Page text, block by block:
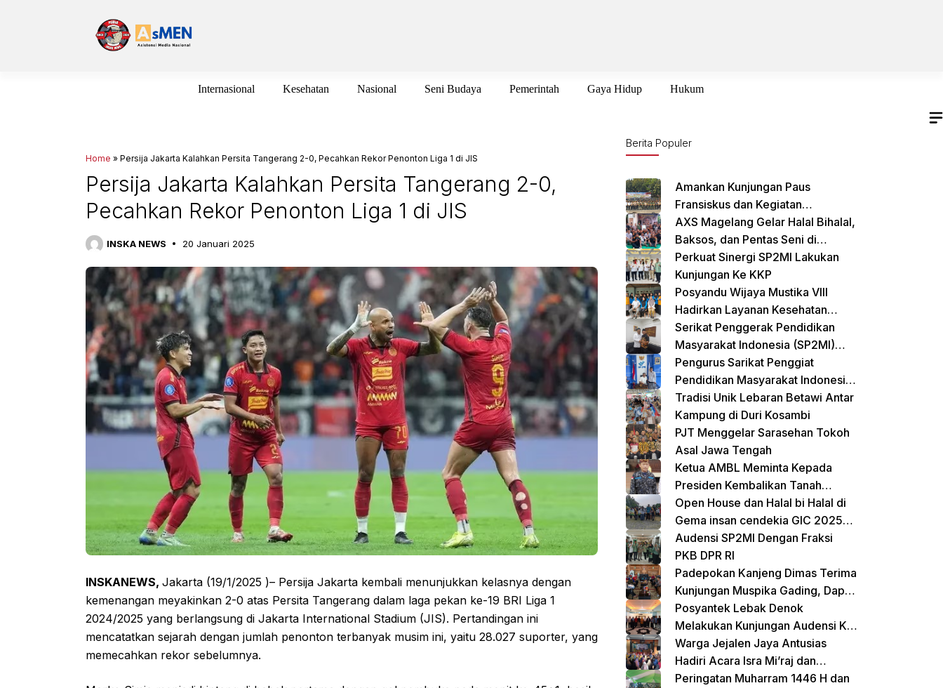
Internasional Kesehatan Nasional Seni Budaya Pemerintah Gaya Hidup Hukum
Home » Persija Jakarta Kalahkan Persita Tangerang 2-0, Pecahkan Rekor Penonton Liga 1 di JIS
Persija Jakarta Kalahkan Persita Tangerang 2-0,
Pecahkan Rekor Penonton Liga 1 di JIS
INSKA NEWS 20 Januari 2025
INSKANEWS, Jakarta (19/1/2025 )– Persija Jakarta kembali menunjukkan kelasnya dengan
kemenangan meyakinkan 2-0 atas Persita Tangerang dalam laga pekan ke-19 BRI Liga 1
2024/2025 yang berlangsung di Jakarta International Stadium (JIS). Pertandingan ini
mencatatkan sejarah dengan jumlah penonton terbanyak musim ini, yaitu 28.027 suporter, yang
memecahkan rekor sebelumnya.
Berita Populer
Amankan Kunjungan Paus
Fransiskus dan Kegiatan
International Sustainability Forum
(ISF) 2024 TNI-Polri Gelar Apel
Pasukan Gabungan
AXS Magelang Gelar Halal Bihalal,
Baksos, dan Pentas Seni di
Cikarang Selatan
Perkuat Sinergi SP2MI Lakukan
Kunjungan Ke KKP
Posyandu Wijaya Mustika VIII
Hadirkan Layanan Kesehatan
Terpadu untuk Balita dan Lansia
Serikat Penggerak Pendidikan
Masyarakat Indonesia (SP2MI)
Mendukung Sekolah Rakyat yang
Digagas oleh Kemensos
Pengurus Sarikat Penggiat
Pendidikan Masyarakat Indonesia
(SP2MI) Bersama Nusadaya
Akademik Kunjungi Kementerian
BP2MI
Tradisi Unik Lebaran Betawi Antar
Kampung di Duri Kosambi
PJT Menggelar Sarasehan Tokoh
Asal Jawa Tengah
Ketua AMBL Meminta Kepada
Presiden Kembalikan Tanah
Register Kepada Suku Lampung
Open House dan Halal bi Halal di
Gema insan cendekia GIC 2025
Dimeriahkan Jalan Sehat dan
Bazar Kreatif
Audensi SP2MI Dengan Fraksi
PKB DPR RI
Padepokan Kanjeng Dimas Terima
Kunjungan Muspika Gading, Dapat
Apresiasi atas Kontribusi Sosial
dan Keagamaan
Posyantek Lebak Denok
Melakukan Kunjungan Audensi Ke
Untirta Serang Banten
Warga Jejalen Jaya Antusias
Hadiri Acara Isra Mi’raj dan
Penutupan Pengajian Sebelum
Peringatan Muharram 1446 H dan